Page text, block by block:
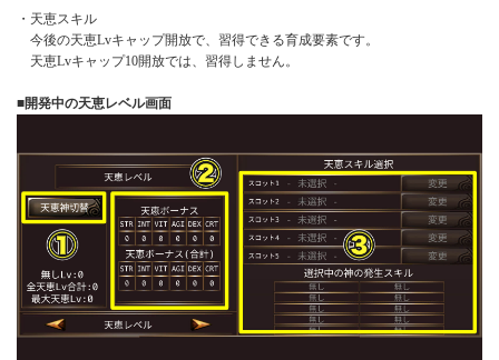
・天恵スキル
今後の天恵Lvキャップ開放で、習得できる育成要素です。
天恵Lvキャップ10開放では、習得しません。
■開発中の天恵レベル画面